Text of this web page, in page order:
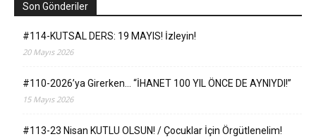
Son Gönderiler
#114-KUTSAL DERS: 19 MAYIS! İzleyin!
20 Mayıs 2026
#110-2026’ya Girerken… “İHANET 100 YIL ÖNCE DE AYNIYDI!”
15 Mayıs 2026
#113-23 Nisan KUTLU OLSUN! / Çocuklar İçin Örgütlenelim!